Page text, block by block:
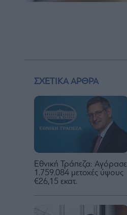
ΣΧΕΤΙΚΑ ΑΡΘΡΑ
Εθνική Τράπεζα: Αγόρασε
1.759.084 μετοχές ύψους
€26,15 εκατ.